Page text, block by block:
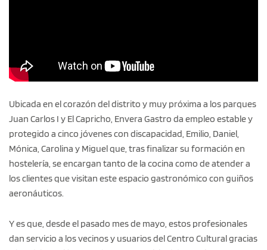
Ubicada en el corazón del distrito y muy próxima a los parques
Juan Carlos I y El Capricho, Envera Gastro da empleo estable y
protegido a cinco jóvenes con discapacidad, Emilio, Daniel,
Mónica, Carolina y Miguel que, tras finalizar su formación en
hostelería, se encargan tanto de la cocina como de atender a
los clientes que visitan este espacio gastronómico con guiños
aeronáuticos.
Y es que, desde el pasado mes de mayo, estos profesionales
dan servicio a los vecinos y usuarios del Centro Cultural gracias